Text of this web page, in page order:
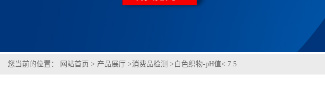
您当前的位置： 网站首页 > 产品展厅 >消费品检测 > 白色织物-pH值< 7.5